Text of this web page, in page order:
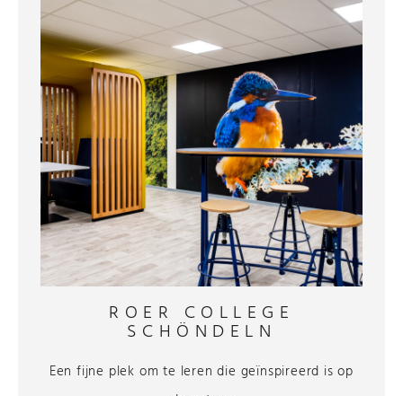
ROER COLLEGE
SCHÖNDELN
Een fijne plek om te leren die geïnspireerd is op